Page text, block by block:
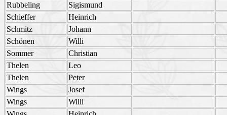
Rubbeling
Sigismund
Schieffer
Heinrich
Schmitz
Johann
Schönen
Willi
Sommer
Christian
Thelen
Leo
Thelen
Peter
Wings
Josef
Wings
Willi